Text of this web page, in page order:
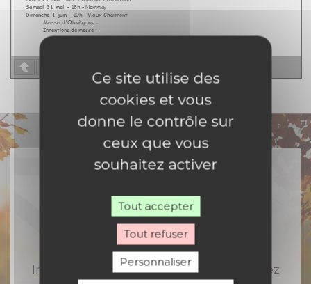
Rejoignez-nous
Inscrivez-vous à notre newsletter et recevez
Ce site utilise des
cookies et vous
donne le contrôle sur
ceux que vous
souhaitez activer
Tout accepter
Tout refuser
Personnaliser